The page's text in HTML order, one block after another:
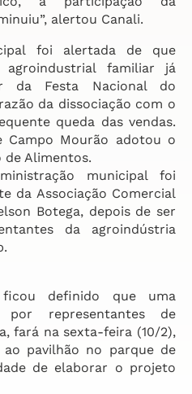
alertou Canali.
foi alertada de que
familiar já
da Festa Nacional do
da dissociação com o
queda das vendas.
Campo Mourão adotou o
de Alimentos.
municipal foi
da Associação Comercial
Botega, depois de ser
da agroindústria
definido que uma
por representantes de
fará na sexta-feira (10/2),
pavilhão no parque de
de elaborar o projeto